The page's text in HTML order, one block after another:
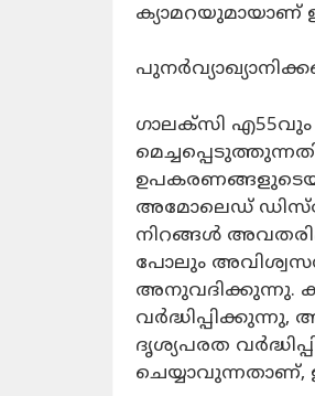
ക്യാമറയുമായാണ്
ഗാലക്‌സി
അമോലെഡ്
നിറങ്ങൾ
പോലും
അനുവദിക്കുന്നു.
ദൃശ്യപരത